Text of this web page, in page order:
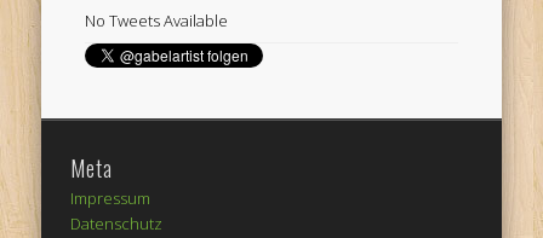
No Tweets Available
Meta
Impressum
Datenschutz